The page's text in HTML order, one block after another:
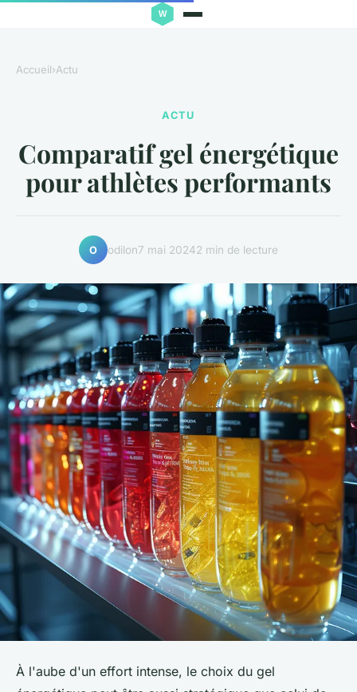
Accueil›Actu
ACTU
Comparatif gel énergétique
pour athlètes performants
O odilon7 mai 20242 min de lecture
À l'aube d'un effort intense, le choix du gel